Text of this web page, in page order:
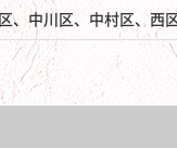
、中川区、中村区、西